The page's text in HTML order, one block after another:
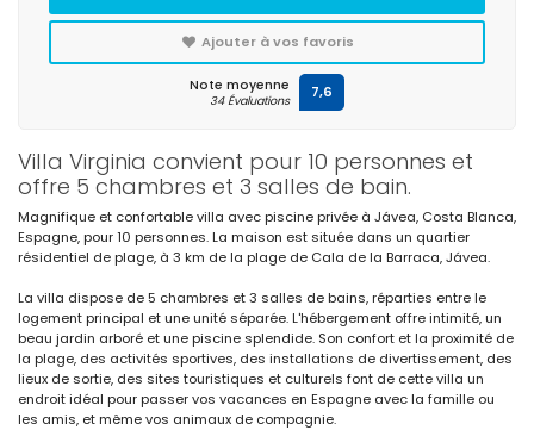
Villa Virginia convient pour 10 personnes et
offre 5 chambres et 3 salles de bain.
Magnifique et confortable villa avec piscine privée à Jávea, Costa Blanca,
Espagne, pour 10 personnes. La maison est située dans un quartier
résidentiel de plage, à 3 km de la plage de Cala de la Barraca, Jávea.
La villa dispose de 5 chambres et 3 salles de bains, réparties entre le
logement principal et une unité séparée. L'hébergement offre intimité, un
beau jardin arboré et une piscine splendide. Son confort et la proximité de
la plage, des activités sportives, des installations de divertissement, des
lieux de sortie, des sites touristiques et culturels font de cette villa un
endroit idéal pour passer vos vacances en Espagne avec la famille ou
les amis, et même vos animaux de compagnie.
Ajouter à vos favoris
Note moyenne
34 Évaluations 7,6